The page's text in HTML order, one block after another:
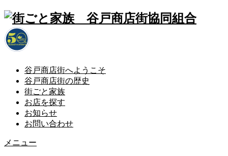
谷戸商店街へようこそ
谷戸商店街の歴史
街ごと家族
お店を探す
お知らせ
お問い合わせ
メニュー